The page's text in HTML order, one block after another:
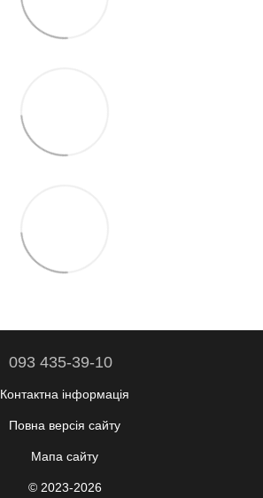
093 435-39-10
Контактна інформація
Повна версія сайту
Мапа сайту
© 2023-2026